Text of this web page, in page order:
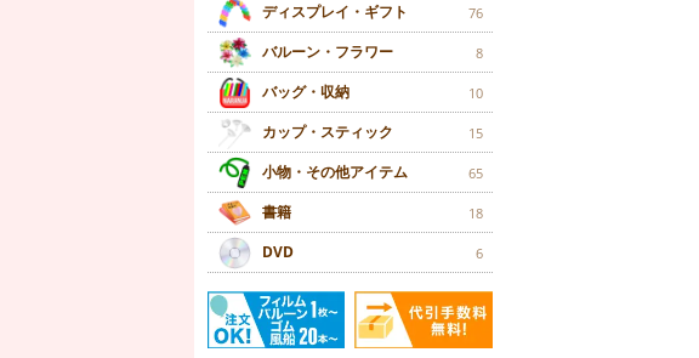
ディスプレイ・ギフト 76
バルーン・フラワー 8
バッグ・収納 10
カップ・スティック 15
小物・その他アイテム 65
書籍 18
DVD 6